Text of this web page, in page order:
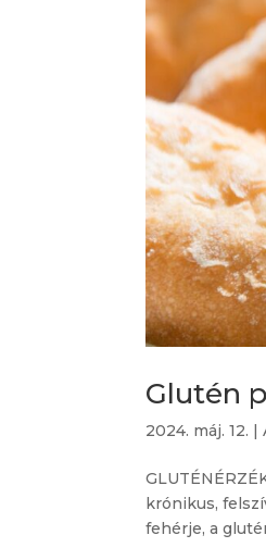
Glutén
2024. máj. 12. |
krónikus,
fehérje, a